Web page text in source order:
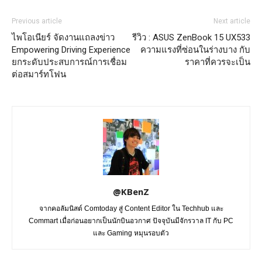
Previous article
ไพโอเนียร์ จัดงานแถลงข่าว
Empowering Driving Experience
ยกระดับประสบการณ์การเชื่อม
ต่อสมาร์ทโฟน
Next article
รีวิว : ASUS ZenBook 15 UX533
ความแรงที่ซ่อนในร่างบาง กับ
ราคาที่ควรจะเป็น
@KBenZ
จากคอลัมนิสต์ Comtoday สู่ Content Editor ใน Techhub และ
Commart เมื่อก่อนอยากเป็นนักบินอวกาศ ปัจจุบันมีจักรวาล IT กับ PC
และ Gaming หมุนรอบตัว